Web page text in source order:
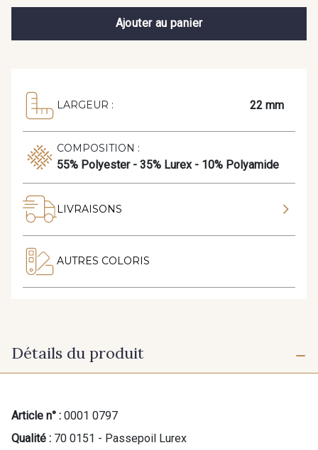
Ajouter au panier
LARGEUR : 22 mm
COMPOSITION :
55% Polyester - 35% Lurex - 10% Polyamide
LIVRAISONS
AUTRES COLORIS
Détails du produit
Article n° : 0001 0797
Qualité : 70 0151 - Passepoil Lurex